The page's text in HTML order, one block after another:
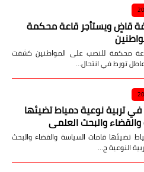
قاضٍ ويستأجر قاعة محكمة
محكمة للنصب على المواطنين كشفت
تورط في انتحال…
تربية نوعية دمياط تضيئها
والبحث العلمي
تضيئها قامات السياسة والقضاء والبحث
النوعية ج…